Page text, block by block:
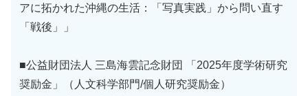
アに拓かれた沖縄の生活：「写真実践」から問い直す
「戦後」」
■公益財団法人 三島海雲記念財団 「2025年度学術研究
奨励金」（人文科学部門/個人研究奨励金）